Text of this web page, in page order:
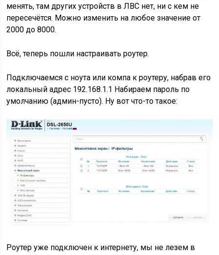
менять, там других устройств в ЛВС нет, ни с кем не
пересечётся. Можно изменить на любое значение от
2000 до 8000.
Всё, теперь пошли настраивать роутер.
Подключаемся с ноута или компа к роутеру, набрав его
локальный адрес 192.168.1.1 Набираем пароль по
умолчанию (админ-пусто). Ну вот что-то такое:
Роутер уже подключен к интернету, мы не лезем в